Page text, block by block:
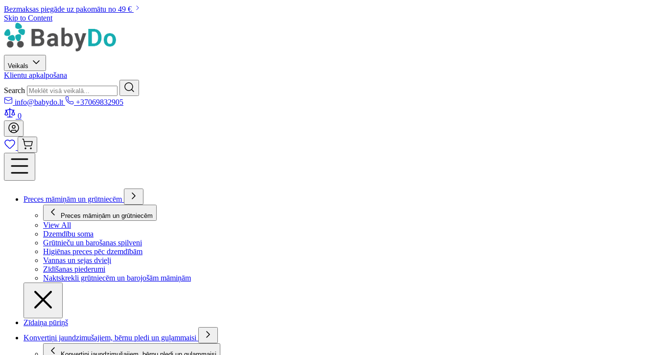
Bezmaksas piegāde uz pakomātu no 49 €
Skip to Content
Veikals
Klientu apkalpošana
Search
info@babydo.lt
+37069832905
0
Preces māmiņām un grūtniecēm
Preces māmiņām un grūtniecēm
View All
Dzemdību soma
Grūtnieču un barošanas spilveni
Higiēnas preces pēc dzemdībām
Vannas un sejas dvieļi
Zīdīšanas piederumi
Naktskrekli grūtniecēm un barojošām māmiņām
Zīdaiņa pūriņš
Konvertiņi jaundzimušajiem, bērnu pledi un guļammaisi